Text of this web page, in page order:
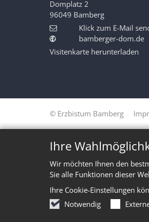
Ihre
Wir möchten Ihnen den
Sie alle Funktionen dieser
Ihre Cookie-Einstellungen
Notwendig
Domplatz 2
96049 Bamberg
Klick zum E-Mail
bamberger-dom.de
Visitenkarte herunterladen
© Erzbistum Bamberg